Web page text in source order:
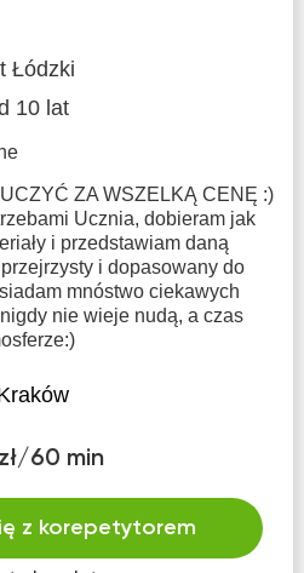
Łódzki
10 lat
ZA WSZELKĄ CENĘ :)
Ucznia, dobieram jak
i przedstawiam daną
i dopasowany do
mnóstwo ciekawych
nie wieje nudą, a czas
60 min
z korepetytorem